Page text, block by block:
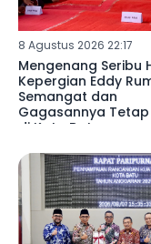
8 Agustus 2026 22:17
Mengenang Seribu
Kepergian Eddy
Semangat dan
Gagasannya Tetap
di Kota Batu